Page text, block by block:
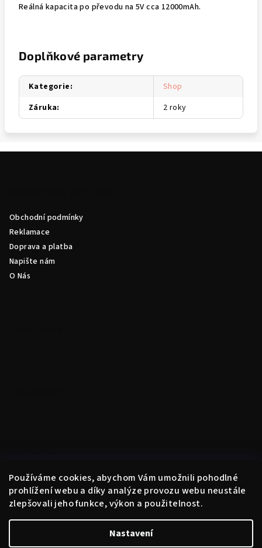
Používáme cookies, abychom Vám umožnili pohodlné
prohlížení webu a díky analýze provozu webu neustále
zlepšovali jeho funkce, výkon a použitelnost.
Nastavení
Reálná kapacita po převodu na 5V cca 12000mAh.
Doplňkové parametry
Kategorie:
Shop
Záruka: 2 roky
Obchodní podmínky
Reklamace
Doprava a platba
Napište nám
O Nás
obchod@instantne.cz
+420 720 025 433